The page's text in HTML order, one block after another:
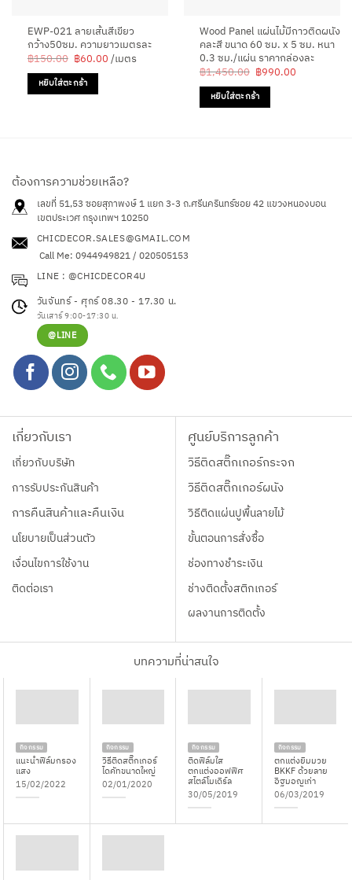
EWP-021 ลายเส้นสีเขียว
กว้าง50ซม. ความยาวเมตรละ
฿150.00 Original
price
was:
฿150.00.
฿60.00Current
price
/เมตร
หยิบใส่ตะกร้า
Wood Panel แผ่นไม้มีกาวติดผนัง
คละสี ขนาด 60 ซม. x 5 ซม. หนา
0.3 ซม./แผ่น ราคากล่องละ
฿1,450.00 Original
price
was:
฿1,450.00.
฿990.00Current
หยิบใส่ตะกร้า
ต้องการความช่วยเหลือ?
เลขที่ 51,53 ซอยสุภาพงษ์ 1 แยก 3-3 ถ.ศรีนครินทร์ซอย 42แขวงหนองบอน
เขตประเวศ กรุงเทพฯ 10250
CHICDECOR.SALES@GMAIL.COM
Call Me: 0944949821 / 020505153
LINE : @CHICDECOR4U
วันจันทร์ - ศุกร์ 08.30 - 17.30 น.
วันเสาร์ 9:00-17:30 น.
@LINE
เกี่ยวกับเรา
เกี่ยวกับบริษัท
การรับประกันสินค้า
การคืนสินค้าและคืนเงิน
นโยบายเป็นส่วนตัว
เงื่อนไขการใช้งาน
ติดต่อเรา
ศูนย์บริการลูกค้า
วิธีติดสติ๊กเกอร์กระจก
วิธีติดสติ๊กเกอร์ผนัง
วิธีติดแผ่นปูพื้นลายไม้
ขั้นตอนการสั่งซื้อ
ช่องทางชำระเงิน
ช่างติดตั้งสติกเกอร์
ผลงานการติดตั้ง
บทความที่น่าสนใจ
กิจกรรม
แนะนำฟิล์มกรอง
แสง
15/02/2022
กิจกรรม
วิธีติดสติ๊กเกอร์
ไดคัทขนาดใหญ่
02/01/2020
กิจกรรม
ติดฟิล์มใส
ตกแต่งออฟฟิศ
สไตล์โมเดิร์ล
30/05/2019
กิจกรรม
ตกแต่งยิมมวย
BKKF ด้วยลาย
อิฐมอญเก่า
06/03/2019